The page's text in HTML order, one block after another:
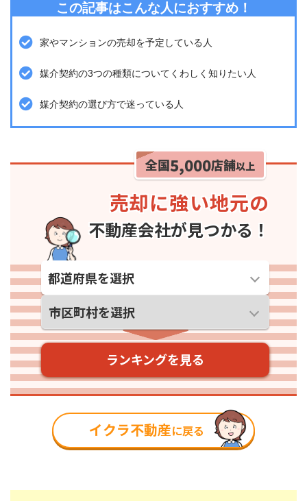
この記事はこんな人におすすめ！
家やマンションの売却を予定している人
媒介契約の3つの種類についてくわしく知りたい人
媒介契約の選び方で迷っている人